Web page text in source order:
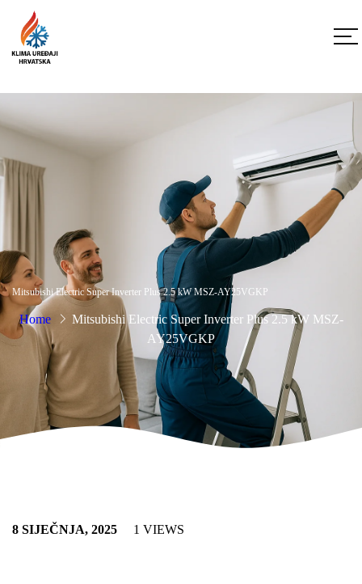
Mitsubishi Electric Super Inverter Plus 2.5 kW MSZ-AY25VGKP
Home
Mitsubishi Electric Super Inverter Plus 2.5 kW MSZ-
AY25VGKP
8 SIJEČNJA, 2025 1 VIEWS